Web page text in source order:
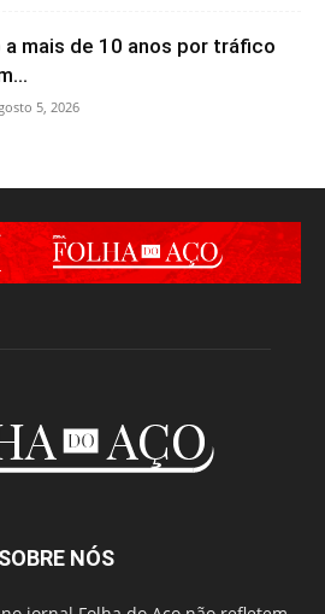
mais de 10 anos por tráfico
5, 2026
SOBRE NÓS